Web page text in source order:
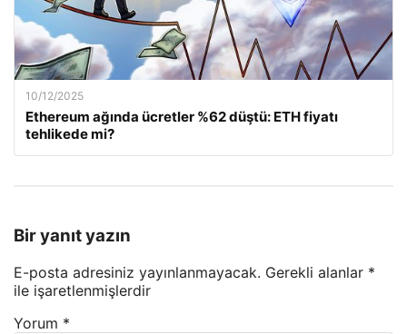
10/12/2025
Ethereum ağında ücretler %62 düştü: ETH fiyatı
tehlikede mi?
Bir yanıt yazın
E-posta adresiniz yayınlanmayacak. Gerekli alanlar *
ile işaretlenmişlerdir
Yorum *